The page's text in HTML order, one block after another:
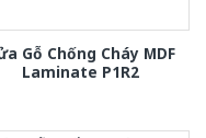
Gỗ Chống Cháy MDF
Laminate P1R2